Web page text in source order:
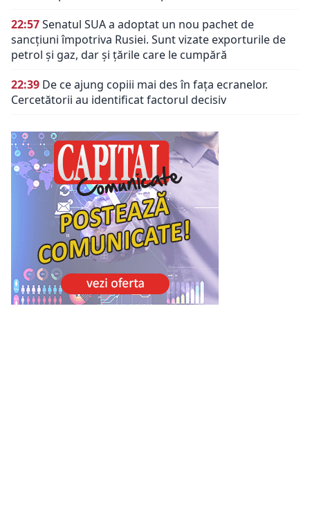
22:57Senatul SUA a adoptat un nou pachet de
sancțiuni împotriva Rusiei. Sunt vizate exporturile de
petrol și gaz, dar și țările care le cumpără
22:39 De ce ajung copiii mai des în fața ecranelor.
Cercetătorii au identificat factorul decisiv